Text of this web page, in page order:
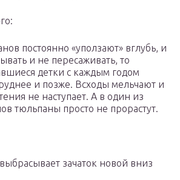
постоянно «уползают» вглубь, и
и не пересаживать, то
детки с каждым годом
и позже. Всходы мельчают и
не наступает. А в один из
тюльпаны просто не прорастут.
зачаток новой вниз